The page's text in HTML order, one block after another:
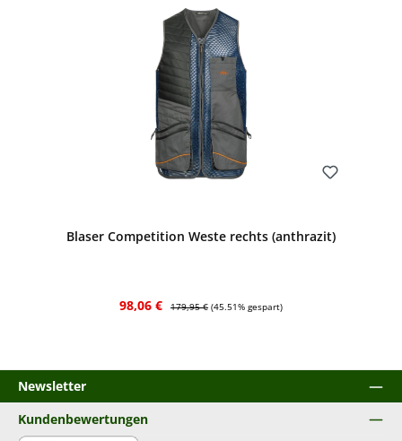
Blaser Competition Weste rechts (anthrazit)
Verkaufspreis:
98,06 € Regulärer Preis:
179,95 € (45.51% gespart)
Newsletter
Kundenbewertungen